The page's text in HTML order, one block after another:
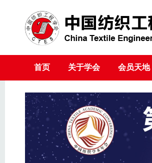
首页 关于学会 会员天地